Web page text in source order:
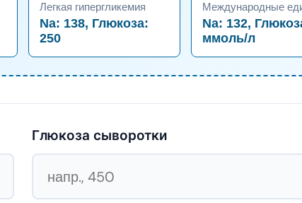
Легкая гипергликемия
Na: 138, Глюкоза:
250
Международные
Na: 132,
ммоль/л
Глюкоза сыворотки